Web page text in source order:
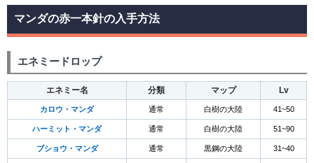
マンダの赤一本針の入手方法
エネミードロップ
エネミー名 分類 マップ Lv
カロウ・マンダ 通常 白樹の大陸 41~50
ハーミット・マンダ 通常 白樹の大陸 51~90
ブショウ・マンダ 通常 黒鋼の大陸 31~40